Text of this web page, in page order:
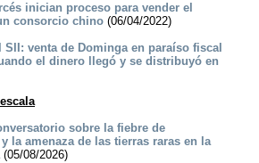
inician proceso para vender el
consorcio chino (06/04/2022)
SII: venta de Dominga en paraíso fiscal
el dinero llegó y se distribuyó en
sobre la fiebre de
la amenaza de las tierras raras en la
(05/08/2026)